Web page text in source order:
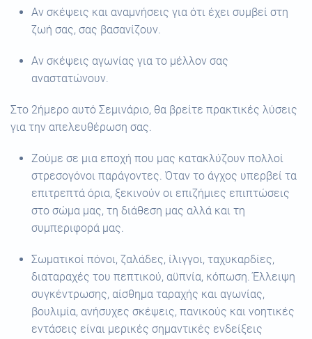
Αν σκέψεις και αναμνήσεις για ότι έχει συμβεί στη
ζωή σας, σας βασανίζουν.
Αν σκέψεις αγωνίας για το μέλλον σας
αναστατώνουν.
Στο 2ήμερο αυτό Σεμινάριο, θα βρείτε πρακτικές λύσεις
για την απελευθέρωση σας.
Ζούμε σε μια εποχή που μας κατακλύζουν πολλοί
στρεσογόνοι παράγοντες. Όταν το άγχος υπερβεί τα
επιτρεπτά όρια, ξεκινούν οι επιζήμιες επιπτώσεις
στο σώμα μας, τη διάθεση μας αλλά και τη
συμπεριφορά μας.
Σωματικοί πόνοι, ζαλάδες, ίλιγγοι, ταχυκαρδίες,
διαταραχές του πεπτικού, αϋπνία, κόπωση. Έλλειψη
συγκέντρωσης, αίσθημα ταραχής και αγωνίας,
βουλιμία, ανήσυχες σκέψεις, πανικούς και νοητικές
εντάσεις είναι μερικές σημαντικές ενδείξεις